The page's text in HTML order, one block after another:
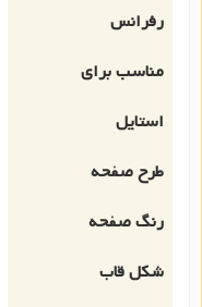
رفرانس
مناسب برای
استایل
طرح صفحه
رنگ صفحه
شکل قاب